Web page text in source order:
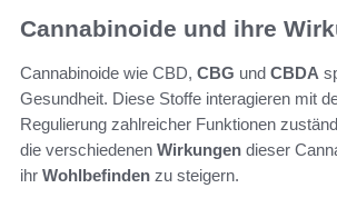
Cannabinoide und ihre
Cannabinoide wie CBD, CBG und CBDA
Gesundheit. Diese Stoffe interagieren mit
Regulierung zahlreicher Funktionen
die verschiedenen Wirkungen dieser
ihr Wohlbefinden zu steigern.